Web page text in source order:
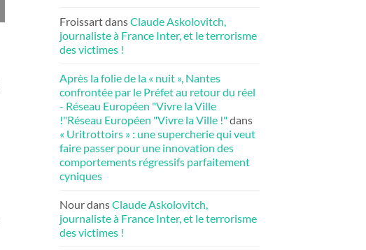
FroissartdansClaude Askolovitch,
journaliste à France Inter, et le terrorisme
des victimes !
Après la folie de la « nuit », Nantes
confrontée par le Préfet au retour du réel
- Réseau Européen "Vivre la Ville
!"Réseau Européen "Vivre la Ville !"dans
« Uritrottoirs » : une supercherie qui veut
faire passer pour une innovation des
comportements régressifs parfaitement
cyniques
NourdansClaude Askolovitch,
journaliste à France Inter, et le terrorisme
des victimes !